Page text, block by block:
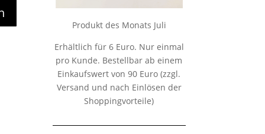
Produkt des Monats Juli
Erhältlich für 6 Euro. Nur einmal
pro Kunde. Bestellbar ab einem
Einkaufswert von 90 Euro (zzgl.
Versand und nach Einlösen der
Shoppingvorteile)